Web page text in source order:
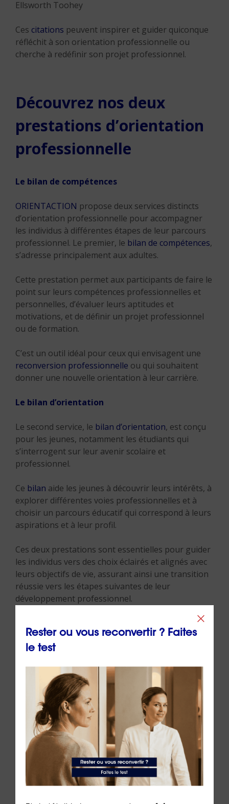
Ellsworth Toohey
Ces citations peuvent inspirer et guider quiconque
réfléchit à son orientation professionnelle ou
cherche à redéfinir son projet professionnel.
Découvrez nos deux
prestations d’orientation
professionnelle
Le bilan de compétences
ORIENTACTION propose deux services distincts
d’orientation professionnelle pour accompagner
les individus à différentes étapes de leur parcours
professionnel. Le premier, le bilan de compétences,
s’adresse principalement aux adultes.
Cette prestation permet aux participants de faire le
point sur leurs compétences professionnelles et
personnelles, d’évaluer leurs aptitudes et
motivations, et de définir un projet professionnel
ou de formation.
C’est un outil idéal pour ceux qui envisagent une
reconversion professionnelle ou qui souhaitent
donner une nouvelle orientation à leur carrière.
Le bilan d’orientation
Le second service, le bilan d’orientation, est conçu
pour les jeunes, notamment les étudiants qui
s’interrogent sur leur avenir scolaire et
professionnel.
Ce bilan aide les jeunes à découvrir leurs intérêts, à
explorer différentes voies professionnelles et à
choisir un parcours éducatif qui correspond à leurs
aspirations et à leur profil.
Ces deux prestations sont essentielles pour guider
les individus vers des choix éclairés et alignés avec
leurs objectifs de vie, assurant ainsi une transition
réussie vers les étapes suivantes de leur
développement professionnel.
entretien d’information gratuit et sans
engagement en cliquant ici.
Rester ou vous reconvertir ? Faites
le test